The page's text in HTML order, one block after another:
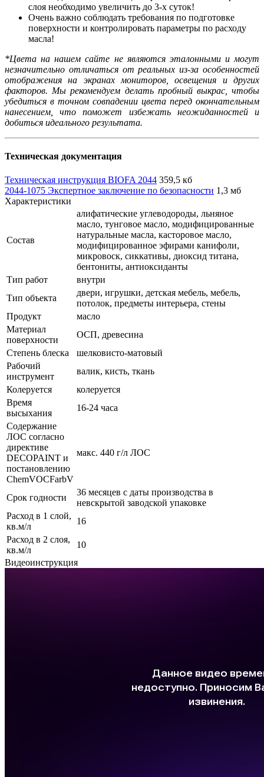
слоя необходимо увеличить до 3-х суток!
Очень важно соблюдать требования по подготовке
поверхности и контролировать параметры по расходу
масла!
*Цвета на нашем сайте не являются эталонными и могут
незначительно отличаться от реальных из-за особенностей
отображения на экранах мониторов, освещения и других
факторов. Мы рекомендуем делать пробный выкрас, чтобы
убедиться в точном совпадении цвета перед окончательным
нанесением, что поможет избежать неожиданностей и
добиться идеального результата.
Техническая документация
Техническая инструкция BIOFA 2044 359,5 кб
2044-1075 Экспертное заключение по безопасности 1,3 мб
Характеристики
Состав
алифатические углеводороды, льняное
масло, тунговое масло, модифицированные
натуральные масла, касторовое масло,
модифицированное эфирами канифоли,
микровоск, сиккативы, диоксид титана,
бентониты, антиоксиданты
Тип работ
внутри
Тип объекта
двери, игрушки, детская мебель, мебель,
потолок, предметы интерьера, стены
Продукт
масло
Материал
поверхности
ОСП, древесина
Степень блеска
шелковисто-матовый
Рабочий
инструмент
валик, кисть, ткань
Колеруется
колеруется
Время
высыхания
16-24 часа
Содержание
ЛОС согласно
директиве
DECOPAINT и
постановлению
ChemVOCFarbV
макс. 440 г/л ЛОС
Срок годности
36 месяцев с даты производства в
невскрытой заводской упаковке
Расход в 1 слой,
кв.м/л
16
Расход в 2 слоя,
кв.м/л
10
Видеоинструкция